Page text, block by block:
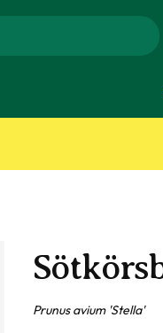
Prunus avium 'Stella'